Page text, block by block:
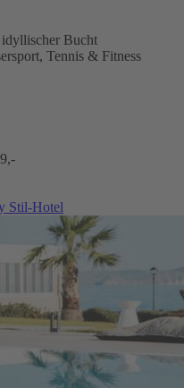
idyllischer Bucht
Tennis & Fitness
Stil-Hotel